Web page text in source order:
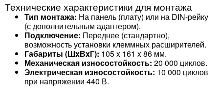
Технические характеристики для монтажа
Тип монтажа: На панель (плату) или на DIN-рейку
(с дополнительным адаптером).
Подключение: Переднее (стандартно),
возможность установки клеммных расширителей.
Габариты (ШxВxГ): 105 x 161 x 86 мм.
Механическая износостойкость: 20 000 циклов.
Электрическая износостойкость: 10 000 циклов
при напряжении 440 В.